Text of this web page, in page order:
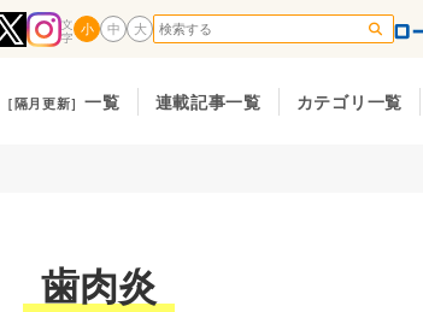
小 中 大
［隔月更新］一覧 連載記事一覧 カテゴリ一覧
歯肉炎